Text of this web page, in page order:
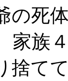
の死
家族
捨て